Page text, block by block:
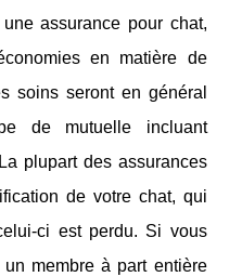
assurance pour chat,
en matière de
soins seront en général
de mutuelle incluant
plupart des assurances
de votre chat, qui
ci est perdu. Si vous
membre à part entière